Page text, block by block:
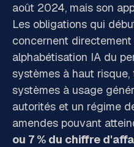
août 2024, mais son
Les obligations qui
concernent
alphabétisation IA du
systèmes à haut
systèmes à usage
autorités et un régime
amendes pouvant
ou 7 % du chiffre